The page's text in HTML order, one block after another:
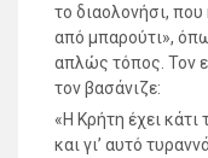
το διαολονήσι,
από μπαρούτι»,
απλώς τόπος. Τον
τον βασάνιζε:
«Η Κρήτη έχει
και γι’ αυτό